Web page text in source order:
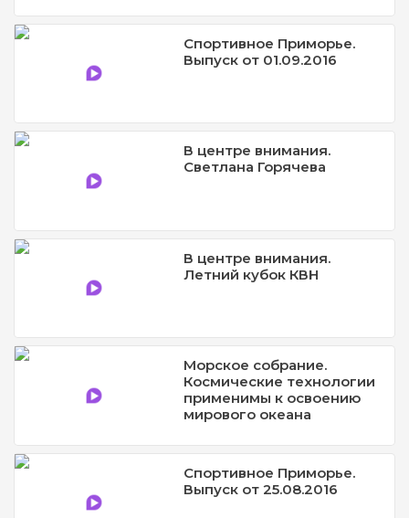
Спортивное Приморье.
Выпуск от 01.09.2016
В центре внимания.
Светлана Горячева
В центре внимания.
Летний кубок КВН
Морское собрание.
Космические технологии
применимы к освоению
мирового океана
Спортивное Приморье.
Выпуск от 25.08.2016